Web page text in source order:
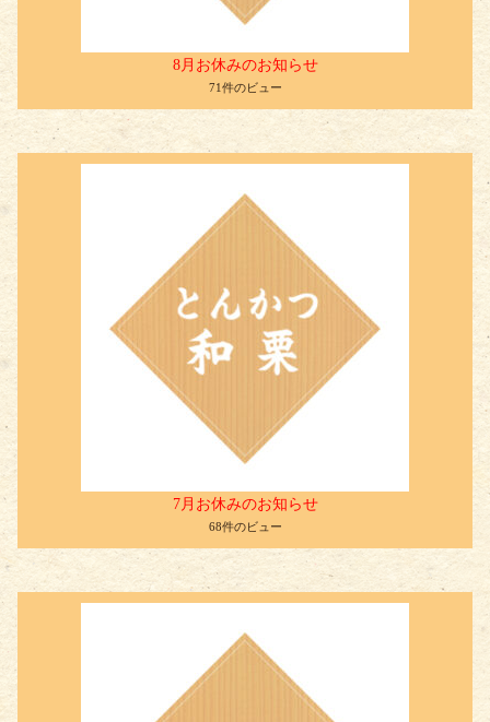
8月お休みのお知らせ
71件のビュー
7月お休みのお知らせ
68件のビュー